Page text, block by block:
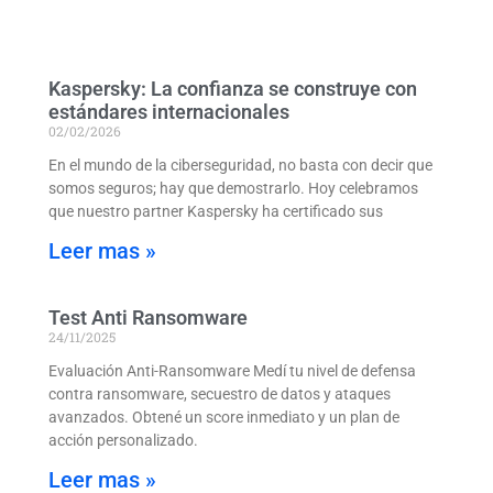
Kaspersky: La confianza se construye con
estándares internacionales
02/02/2026
En el mundo de la ciberseguridad, no basta con decir que
somos seguros; hay que demostrarlo. Hoy celebramos
que nuestro partner Kaspersky ha certificado sus
Leer mas »
Test Anti Ransomware
24/11/2025
Evaluación Anti-Ransomware Medí tu nivel de defensa
contra ransomware, secuestro de datos y ataques
avanzados. Obtené un score inmediato y un plan de
acción personalizado.
Leer mas »